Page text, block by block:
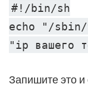
#!/bin/sh
echo "/
"ip вашего
Запишите это и